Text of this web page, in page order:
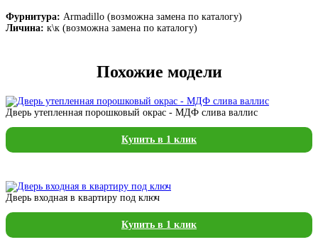
Фурнитура: Armadillo (возможна замена по каталогу)
Личина: к\к (возможна замена по каталогу)
Похожие модели
Дверь утепленная порошковый окрас - МДФ слива валлис
Купить в 1 клик
Дверь входная в квартиру под ключ
Купить в 1 клик